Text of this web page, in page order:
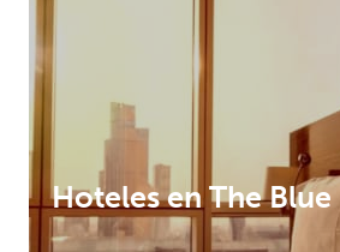
Hoteles en The